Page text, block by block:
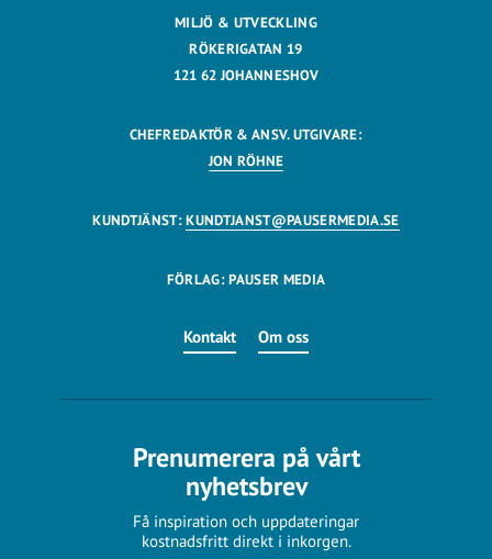
MILJÖ & UTVECKLING
RÖKERIGATAN 19
121 62 JOHANNESHOV
CHEFREDAKTÖR & ANSV. UTGIVARE:
JON RÖHNE
KUNDTJÄNST:KUNDTJANST@PAUSERMEDIA.SE
FÖRLAG: PAUSER MEDIA
Kontakt Om oss
Prenumerera på vårt
nyhetsbrev
Få inspiration och uppdateringar
kostnadsfritt direkt i inkorgen.